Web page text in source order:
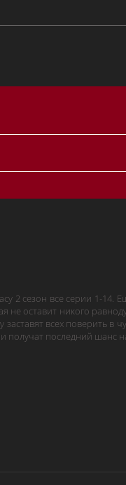
2 сезон все серии 1-
не оставит никого
всех поверить в
последний шанс